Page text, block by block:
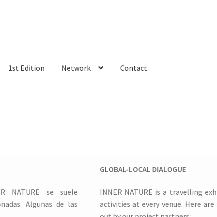
1st Edition Network Contact
Yago de Mateo y Cristina Omeñaca 1st Edition2nd edition
NATURE se suele
Algunas de las
GLOBAL-LOCAL DIALOGUE
INNER NATURE is a travelling
activities at every venue. Here